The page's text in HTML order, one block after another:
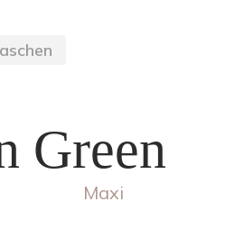
Green
Maxi